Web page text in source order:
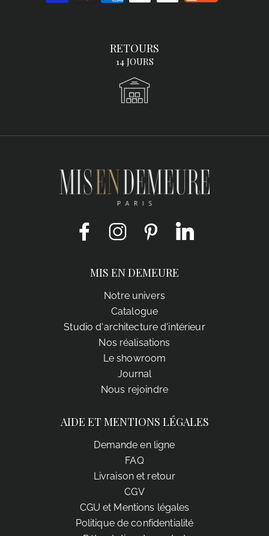
RETOURS
14 JOURS
Facebook Instagram Pinterest
MIS EN DEMEURE
Notre univers
Catalogue
Studio d'architecture d'intérieur
Nos réalisations
Le showroom
Journal
Nous rejoindre
AIDE ET MENTIONS LÉGALES
Demande en ligne
FAQ
Livraison et retour
CGV
CGU et Mentions légales
Politique de confidentialité